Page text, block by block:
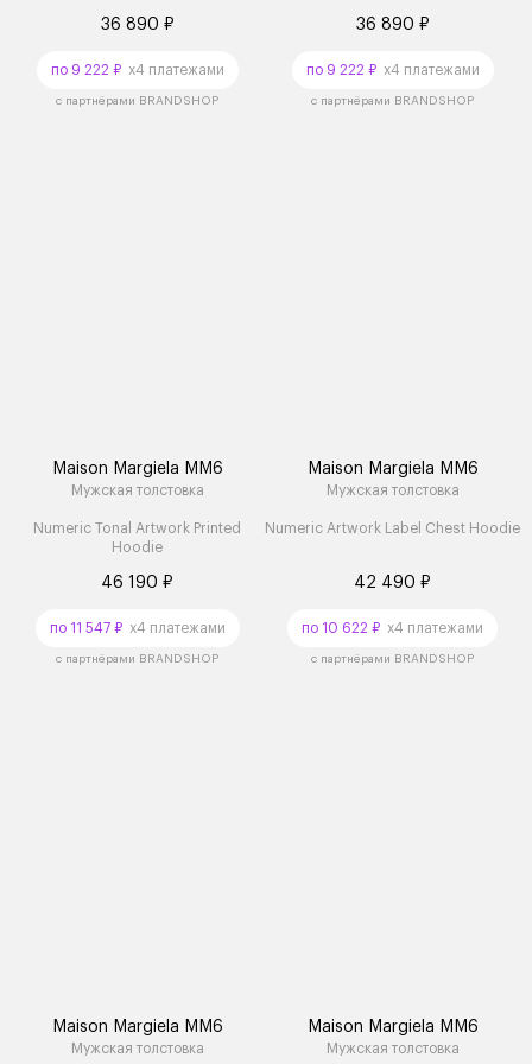
36 890 ₽
по 9 222 ₽x4 платежами
с партнёрами BRANDSHOP
36 890 ₽
по 9 222 ₽x4 платежами
с партнёрами BRANDSHOP
Maison Margiela MM6
Мужская толстовка
Numeric Tonal Artwork Printed
Hoodie
46 190 ₽
по 11 547 ₽x4 платежами
с партнёрами BRANDSHOP
Maison Margiela MM6
Мужская толстовка
Numeric Artwork Label Chest Hoodie
42 490 ₽
по 10 622 ₽ x4 платежами
с партнёрами BRANDSHOP
Maison Margiela MM6
Мужская толстовка
Maison Margiela MM6
Мужская толстовка